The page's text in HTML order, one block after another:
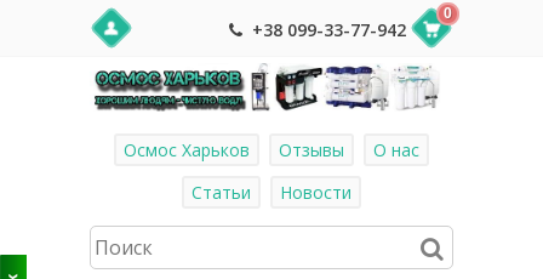
+38 099-33-77-942
0
Осмос Харьков Отзывы
О нас
Статьи
Новости